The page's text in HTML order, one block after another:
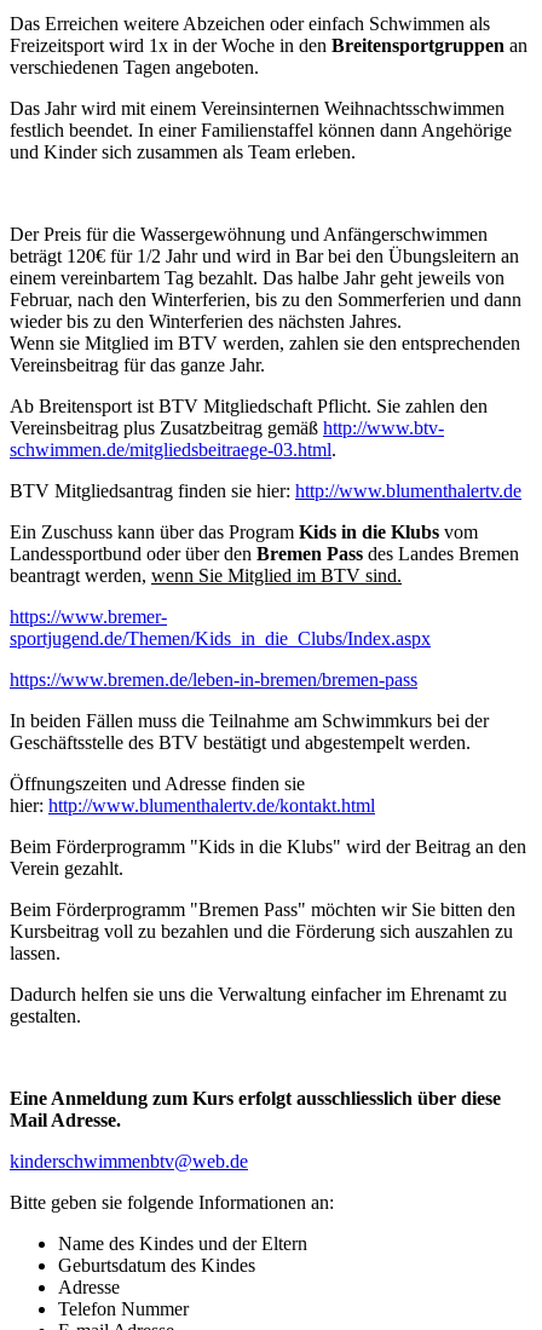
Das Erreichen weitere Abzeichen oder einfach Schwimmen als
Freizeitsport wird 1x in der Woche in den Breitensportgruppen an
verschiedenen Tagen angeboten.
Das Jahr wird mit einem Vereinsinternen Weihnachtsschwimmen
festlich beendet. In einer Familienstaffel können dann Angehörige
und Kinder sich zusammen als Team erleben.
Der Preis für die Wassergewöhnung und Anfängerschwimmen
beträgt 120€ für 1/2 Jahr und wird in Bar bei den Übungsleitern an
einem vereinbartem Tag bezahlt. Das halbe Jahr geht jeweils von
Februar, nach den Winterferien, bis zu den Sommerferien und dann
wieder bis zu den Winterferien des nächsten Jahres.
Wenn sie Mitglied im BTV werden, zahlen sie den entsprechenden
Vereinsbeitrag für das ganze Jahr.
Ab Breitensport ist BTV Mitgliedschaft Pflicht. Sie zahlen den
Vereinsbeitrag plus Zusatzbeitrag gemäß http://www.btv-
schwimmen.de/mitgliedsbeitraege-03.html.
BTV Mitgliedsantrag finden sie hier: http://www.blumenthalertv.de
Ein Zuschuss kann über das Program Kids in die Klubs vom
Landessportbund oder über den Bremen Pass des Landes Bremen
beantragt werden, wenn Sie Mitglied im BTV sind.
https://www.bremer-
sportjugend.de/Themen/Kids_in_die_Clubs/Index.aspx
https://www.bremen.de/leben-in-bremen/bremen-pass
In beiden Fällen muss die Teilnahme am Schwimmkurs bei der
Geschäftsstelle des BTV bestätigt und abgestempelt werden.
Öffnungszeiten und Adresse finden sie
hier: http://www.blumenthalertv.de/kontakt.html
Beim Förderprogramm "Kids in die Klubs" wird der Beitrag an den
Verein gezahlt.
Beim Förderprogramm "Bremen Pass" möchten wir Sie bitten den
Kursbeitrag voll zu bezahlen und die Förderung sich auszahlen zu
lassen.
Dadurch helfen sie uns die Verwaltung einfacher im Ehrenamt zu
gestalten.
Eine Anmeldung zum Kurs erfolgt ausschliesslich über diese
Mail Adresse.
kinderschwimmenbtv@web.de
Bitte geben sie folgende Informationen an:
Name des Kindes und der Eltern
Geburtsdatum des Kindes
Adresse
Telefon Nummer